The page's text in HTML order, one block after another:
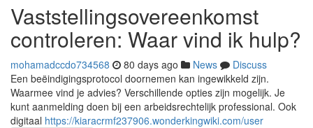
Vaststellingsovereenkomst
controleren: Waar vind ik hulp?
mohamadccdo734568 80 days ago News
Discuss
Een beëindigingsprotocol doornemen kan ingewikkeld zijn.
Waarmee vind je advies? Verschillende opties zijn mogelijk. Je
kunt aanmelding doen bij een arbeidsrechtelijk professional. Ook
digitaal https://kiaracrmf237906.wonderkingwiki.com/user